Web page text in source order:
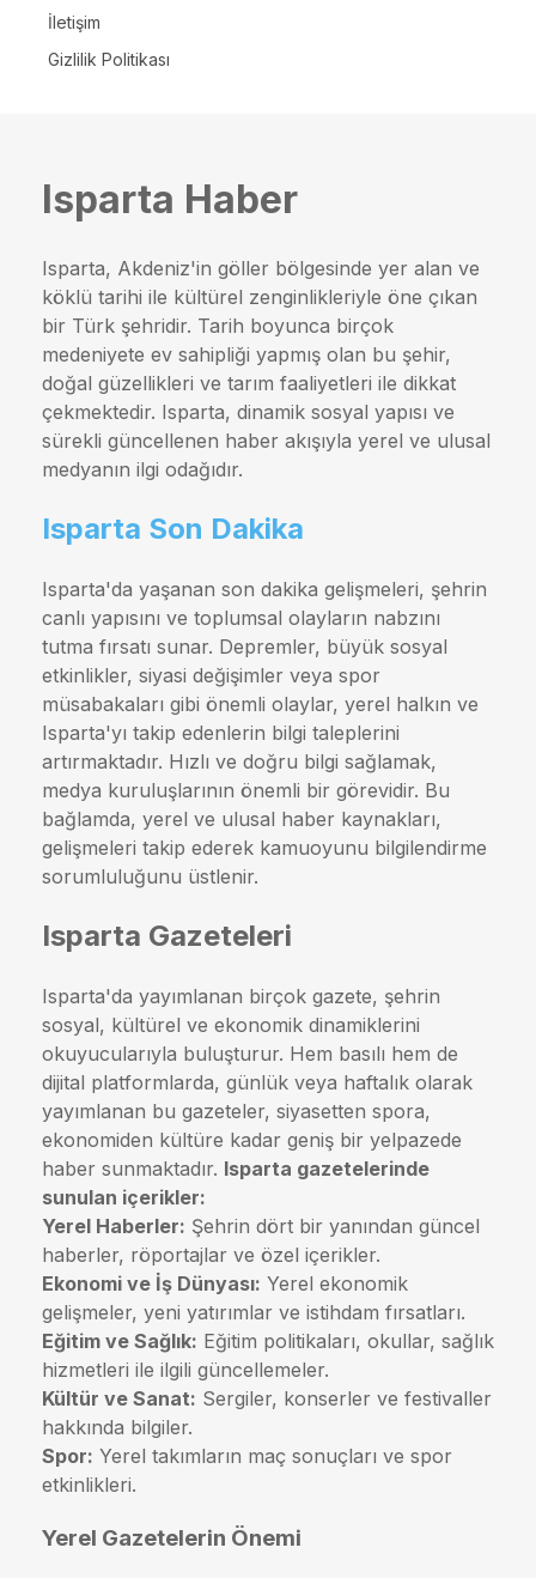
İletişim
Gizlilik Politikası
Isparta Haber
Isparta, Akdeniz'in göller bölgesinde yer alan ve
köklü tarihi ile kültürel zenginlikleriyle öne çıkan
bir Türk şehridir. Tarih boyunca birçok
medeniyete ev sahipliği yapmış olan bu şehir,
doğal güzellikleri ve tarım faaliyetleri ile dikkat
çekmektedir. Isparta, dinamik sosyal yapısı ve
sürekli güncellenen haber akışıyla yerel ve ulusal
medyanın ilgi odağıdır.
Isparta Son Dakika
Isparta'da yaşanan son dakika gelişmeleri, şehrin
canlı yapısını ve toplumsal olayların nabzını
tutma fırsatı sunar. Depremler, büyük sosyal
etkinlikler, siyasi değişimler veya spor
müsabakaları gibi önemli olaylar, yerel halkın ve
Isparta'yı takip edenlerin bilgi taleplerini
artırmaktadır. Hızlı ve doğru bilgi sağlamak,
medya kuruluşlarının önemli bir görevidir. Bu
bağlamda, yerel ve ulusal haber kaynakları,
gelişmeleri takip ederek kamuoyunu bilgilendirme
sorumluluğunu üstlenir.
Isparta Gazeteleri
Isparta'da yayımlanan birçok gazete, şehrin
sosyal, kültürel ve ekonomik dinamiklerini
okuyucularıyla buluşturur. Hem basılı hem de
dijital platformlarda, günlük veya haftalık olarak
yayımlanan bu gazeteler, siyasetten spora,
ekonomiden kültüre kadar geniş bir yelpazede
haber sunmaktadır. Isparta gazetelerinde
sunulan içerikler:
Yerel Haberler: Şehrin dört bir yanından güncel
haberler, röportajlar ve özel içerikler.
Ekonomi ve İş Dünyası: Yerel ekonomik
gelişmeler, yeni yatırımlar ve istihdam fırsatları.
Eğitim ve Sağlık: Eğitim politikaları, okullar, sağlık
hizmetleri ile ilgili güncellemeler.
Kültür ve Sanat: Sergiler, konserler ve festivaller
hakkında bilgiler.
Spor: Yerel takımların maç sonuçları ve spor
etkinlikleri.
Yerel Gazetelerin Önemi